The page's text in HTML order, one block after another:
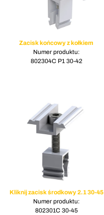
Zacisk końcowy z kołkiem
Numer produktu:
802304C P1 30-42
Kliknij zacisk środkowy 2.1 30-45
Numer produktu:
802301C 30-45